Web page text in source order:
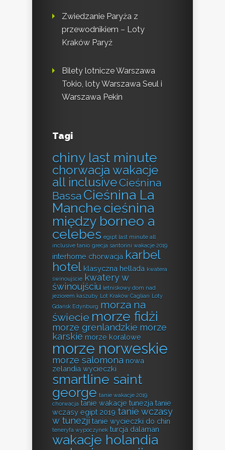
Zwiedzanie Paryża z
przewodnikiem – Loty
Kraków Paryż
Bilety lotnicze Warszawa
Tokio, loty Warszawa Seul i
Warszawa Pekin
Tagi
chiny last minute
chorwacja wakacje
all inclusiveCieśnina
Bassa Cieśnina La
Manchecieśnina
między borneo a
celebes egipt last minute all
inclusive tanio grecja santorini wakacje 2019
interhome chorwacja karbel
hotel klasyczna hellada kwatera
świnoujście kwatery w
świnoujściu letniskowy dom nad
jeziorem kaszuby Lot Kraków Cagliari Loty
Gdańsk Edynburg morza na
świecie morze fidżi
morze grenlandzkie morze
karskie morze koralowe
morze norweskie
morze salomona nowa
zelandia wycieczki
smartline saint
george tanie wakacje 2019
chorwacja tanie wakacje tunezja tanie
wczasy egipt 2019 tanie wczasy
w tunezji tanie wycieczki do chin
teneryfa wypoczynek turcja dalaman
wakacje holandia